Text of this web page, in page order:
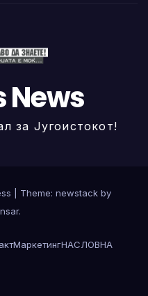
News
за Југоистокот!
Theme: newstack by
.
МаркетингНАСЛОВНА